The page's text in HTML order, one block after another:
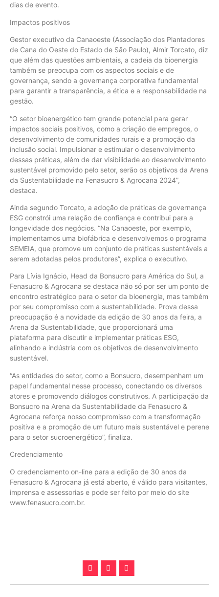
dias de evento.
Impactos positivos
Gestor executivo da Canaoeste (Associação dos Plantadores
de Cana do Oeste do Estado de São Paulo), Almir Torcato, diz
que além das questões ambientais, a cadeia da bioenergia
também se preocupa com os aspectos sociais e de
governança, sendo a governança corporativa fundamental
para garantir a transparência, a ética e a responsabilidade na
gestão.
“O setor bioenergético tem grande potencial para gerar
impactos sociais positivos, como a criação de empregos, o
desenvolvimento de comunidades rurais e a promoção da
inclusão social. Impulsionar e estimular o desenvolvimento
dessas práticas, além de dar visibilidade ao desenvolvimento
sustentável promovido pelo setor, serão os objetivos da Arena
da Sustentabilidade na Fenasucro & Agrocana 2024”,
destaca.
Ainda segundo Torcato, a adoção de práticas de governança
ESG constrói uma relação de confiança e contribui para a
longevidade dos negócios. “Na Canaoeste, por exemplo,
implementamos uma biofábrica e desenvolvemos o programa
SEMEIA, que promove um conjunto de práticas sustentáveis a
serem adotadas pelos produtores”, explica o executivo.
Para Lívia Ignácio, Head da Bonsucro para América do Sul, a
Fenasucro & Agrocana se destaca não só por ser um ponto de
encontro estratégico para o setor da bioenergia, mas também
por seu compromisso com a sustentabilidade. Prova dessa
preocupação é a novidade da edição de 30 anos da feira, a
Arena da Sustentabilidade, que proporcionará uma
plataforma para discutir e implementar práticas ESG,
alinhando a indústria com os objetivos de desenvolvimento
sustentável.
“As entidades do setor, como a Bonsucro, desempenham um
papel fundamental nesse processo, conectando os diversos
atores e promovendo diálogos construtivos. A participação da
Bonsucro na Arena da Sustentabilidade da Fenasucro &
Agrocana reforça nosso compromisso com a transformação
positiva e a promoção de um futuro mais sustentável e perene
para o setor sucroenergético”, finaliza.
Credenciamento
O credenciamento on-line para a edição de 30 anos da
Fenasucro & Agrocana já está aberto, é válido para visitantes,
imprensa e assessorias e pode ser feito por meio do site
www.fenasucro.com.br.